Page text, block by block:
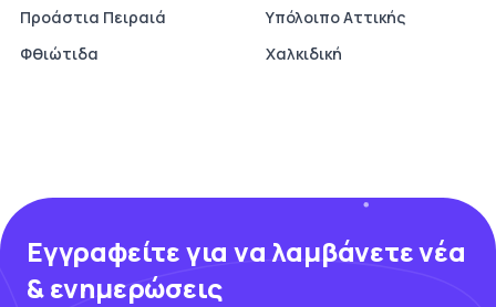
Προάστια Πειραιά
Υπόλοιπο Αττικής
Φθιώτιδα
Χαλκιδική
Εγγραφείτε για να λαμβάνετε νέα
& ενημερώσεις